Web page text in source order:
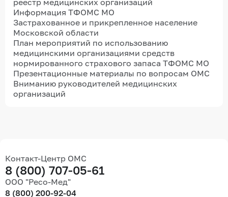
реестр медицинских организаций
Информация ТФОМС МО
Застрахованное и прикрепленное население
Московской области
План мероприятий по использованию
медицинскими организациями средств
нормированного страхового запаса ТФОМС МО
Презентационные материалы по вопросам ОМС
Вниманию руководителей медицинских
организаций
Контакт-Центр ОМС
8 (800) 707-05-61
ООО "Ресо-Мед"
8 (800) 200-92-04